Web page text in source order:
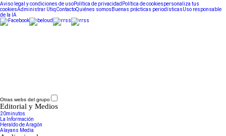
Aviso legal y condiciones de usoPolítica de privacidad Política de cookiespersonaliza tus
cookiesAdministrar UtiqContactoQuiénes somos Buenas prácticas periodísticasUso responsable
de la IA
Otras webs del grupo
Editorial y Medios
20minutos
La Información
Heraldo de Aragón
Alayans Media